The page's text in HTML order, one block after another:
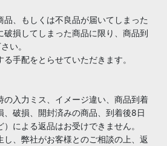
、もしくは不良品が届いてしまった
破損してしまった商品に限り、商品到
い。
手配をとらせていただきます。
の入力ミス、イメージ違い、商品到着
、破損、開封済みの商品、到着後8日
による返品はお受けできません。
、弊社がお客様とのご相談の上、返